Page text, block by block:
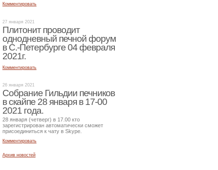
Комментировать
27 января 2021
Плитонит проводит
однодневный печной форум
в С.-Петербурге 04 февраля
2021г.
Комментировать
26 января 2021
Собрание Гильдии печников
в скайпе 28 января в 17-00
2021 года.
28 января (четверг) в 17.00 кто
зарегистрирован автоматически сможет
присоединиться к чату в Skype.
Комментировать
Архив новостей